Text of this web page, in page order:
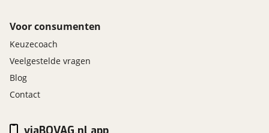
Voor consumenten
Keuzecoach
Veelgestelde vragen
Blog
Contact